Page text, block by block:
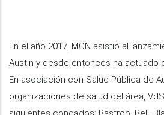
En el año 2017, MCN asistió al
Austin y desde entonces ha actuado
En asociación con Salud Pública de
organizaciones de salud del área,